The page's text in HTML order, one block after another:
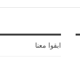
ابقوا معنا